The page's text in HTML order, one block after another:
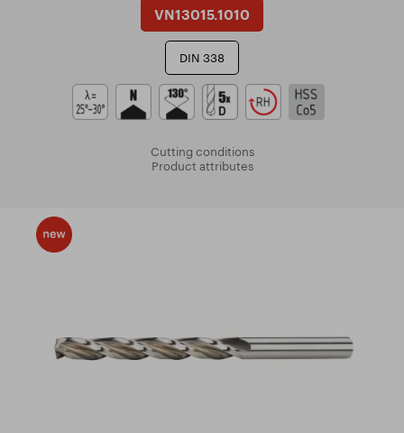
VN13015.1010
DIN 338
Cutting conditions
Product attributes